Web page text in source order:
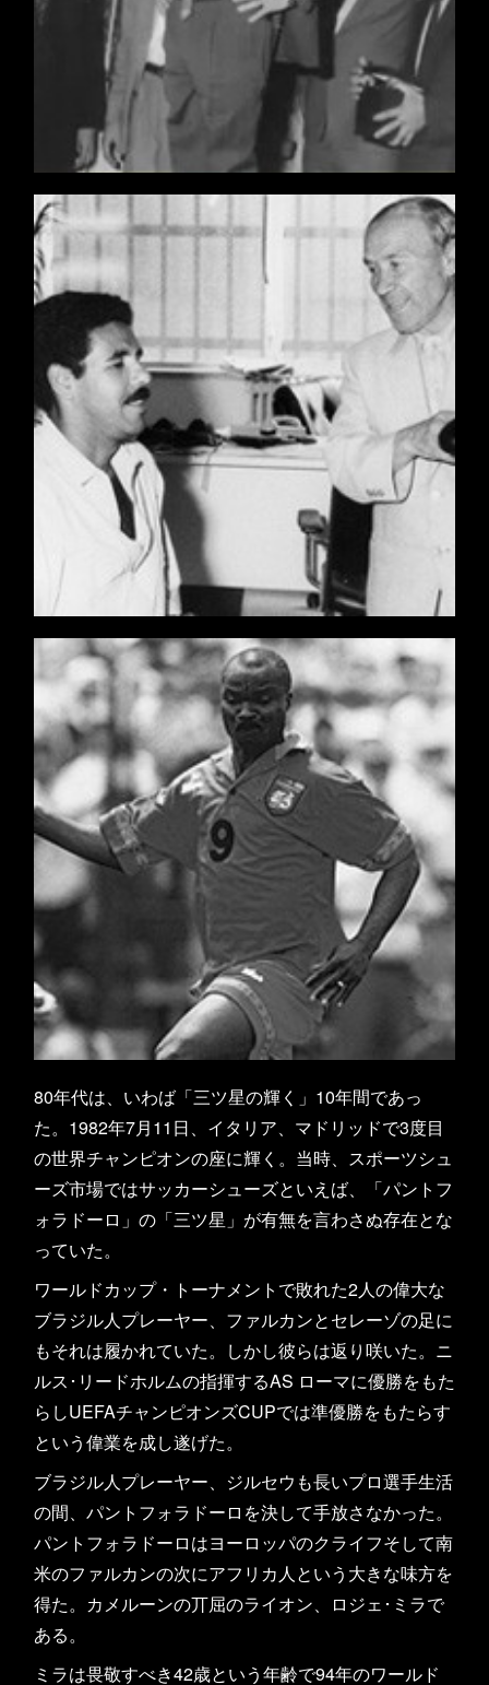
80年代は、いわば「三ツ星の輝く」10年間であっ
た。1982年7月11日、イタリア、マドリッドで3度目
の世界チャンピオンの座に輝く。当時、スポーツシュ
ーズ市場ではサッカーシューズといえば、「パントフ
ォラドーロ」の「三ツ星」が有無を言わさぬ存在とな
っていた。
ワールドカップ・トーナメントで敗れた2人の偉大な
ブラジル人プレーヤー、ファルカンとセレーゾの足に
もそれは履かれていた。しかし彼らは返り咲いた。ニ
ルス･リードホルムの指揮するAS ローマに優勝をもた
らしUEFAチャンピオンズCUPでは準優勝をもたらす
という偉業を成し遂げた。
ブラジル人プレーヤー、ジルセウも長いプロ選手生活
の間、パントフォラドーロを決して手放さなかった。
パントフォラドーロはヨーロッパのクライフそして南
米のファルカンの次にアフリカ人という大きな味方を
得た。カメルーンの丌屈のライオン、ロジェ･ミラで
ある。
ミラは畏敬すべき42歳という年齢で94年のワールド